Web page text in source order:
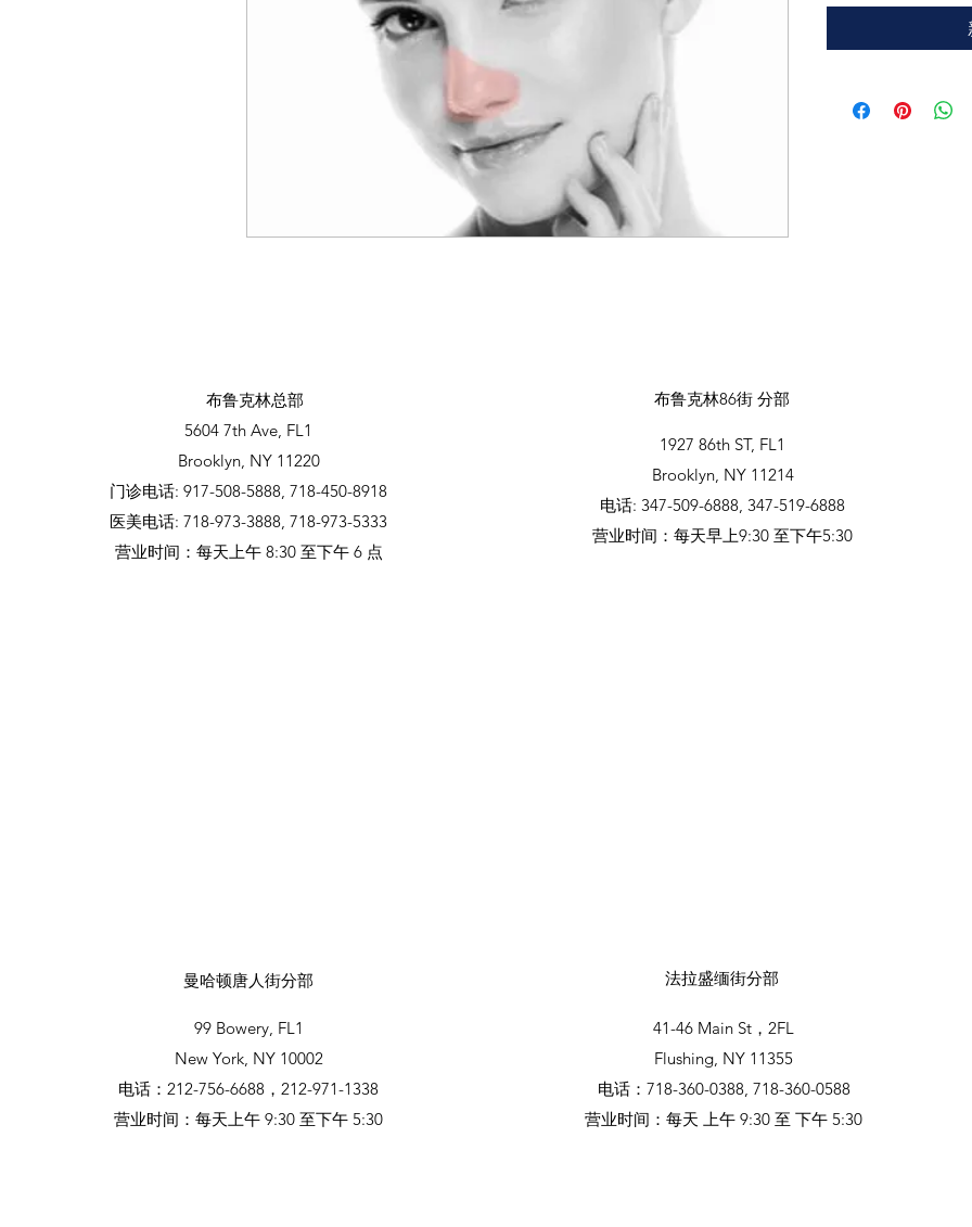
布鲁克林总部 布鲁克林86街 分部
1927 86th ST, FL1
Brooklyn, NY 11214
电话: 347-509-6888, 347-519-6888
营业时间：每天早上9:30 至下午5:30
5604 7th Ave, FL1
Brooklyn, NY 11220
门诊电话: 917-508-5888, 718-450-8918
医美电话: 718-973-3888, 718-973-5333
​营业时间：每天上午 8:30 至下午 6 点
曼哈顿唐人街分部 法拉盛缅街分部
99 Bowery, FL1
New York, NY 10002
电话：212-756-6688，212-971-1338
营业时间： 每天 上午 9:30 至下午 5:30
41-46 Main St，2FL
Flushing, NY 11355
电话：718-360-0388, 718-360-0588
营业时间：每天 上午 9:30 至 下午 5:30